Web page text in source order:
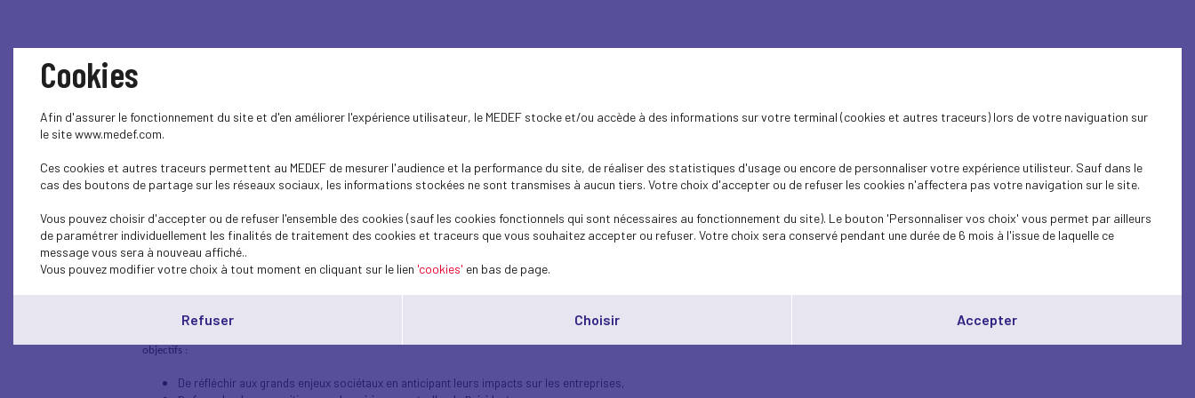
COMEX 40
Le MEDEF a lancé en février 2019 leCOMEX 40, organe non-statutaire rattaché à la Présidence.
issus des fédérations professionnelles, des MEDEF territoriaux et de personnalités extérieures, le COMEX 40 aura pour
objectifs :
De réfléchir aux grands enjeux sociétaux en anticipant leurs impacts sur les entreprises,
Cookies
Afin d'assurer le fonctionnement du site et d'en améliorer l'expérience utilisateur, le MEDEF stocke et/ou accède à des informations sur votre terminal (cookies et autres traceurs) lors de votre naviguation sur
le site www.medef.com.
Ces cookies et autres traceurs permettent au MEDEF de mesurer l'audience et la performance du site, de réaliser des statistiques d'usage ou encore de personnaliser votre expérience utilisteur. Sauf dans le
cas des boutons de partage sur les réseaux sociaux, les informations stockées ne sont transmises à aucun tiers. Votre choix d'accepter ou de refuser les cookies n'affectera pas votre navigation sur le site.
Vous pouvez choisir d'accepter ou de refuser l'ensemble des cookies (sauf les cookies fonctionnels qui sont nécessaires au fonctionnement du site). Le bouton 'Personnaliser vos choix' vous permet par ailleurs
de paramétrer individuellement les finalités de traitement des cookies et traceurs que vous souhaitez accepter ou refuser. Votre choix sera conservé pendant une durée de 6 mois à l'issue de laquelle ce
message vous sera à nouveau affiché..
Vous pouvez modifier votre choix à tout moment en cliquant sur le lien 'cookies' en bas de page.
Refuser Choisir Accepter